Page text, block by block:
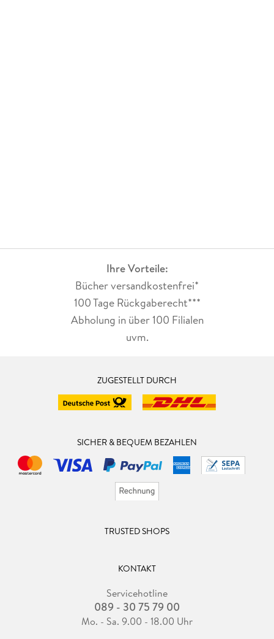
Ihre Vorteile:
Bücher versandkostenfrei*
100 Tage Rückgaberecht***
Abholung in über 100 Filialen
uvm.
ZUGESTELLT DURCH
SICHER & BEQUEM BEZAHLEN
TRUSTED SHOPS
KONTAKT
Servicehotline
089 - 30 75 79 00
Mo. - Sa. 9.00 - 18.00 Uhr